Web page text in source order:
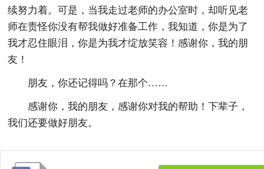
续努力着。可是，当我走过老师的办公室时，却听见老
师在责怪你没有帮我做好准备工作，我知道，你是为了
我才忍住眼泪，你是为我才绽放笑容！感谢你，我的朋
友！
朋友，你还记得吗？在那个……
感谢你，我的朋友，感谢你对我的帮助！下辈子，
我们还要做好朋友。